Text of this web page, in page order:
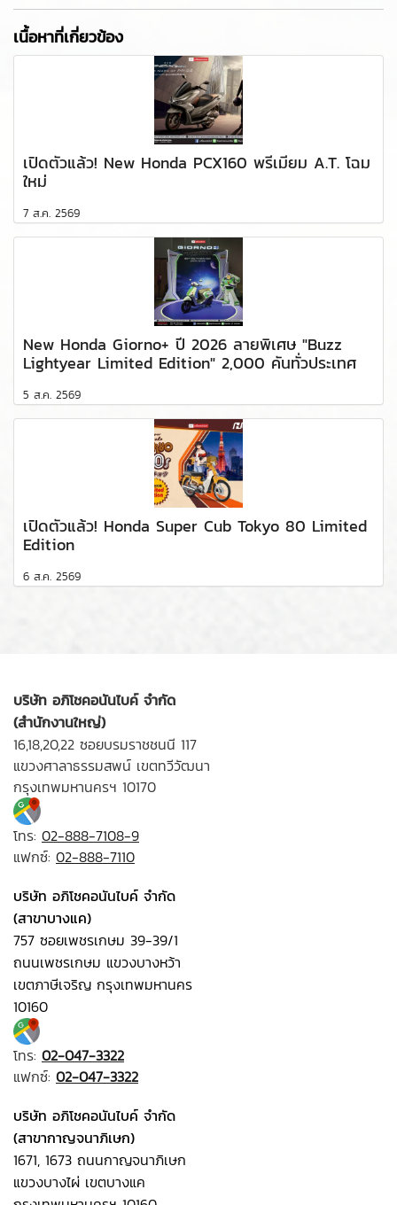
เนื้อหาที่เกี่ยวข้อง
เปิดตัวแล้ว! New Honda PCX160 พรีเมียม A.T. โฉม
ใหม่
7 ส.ค. 2569
New Honda Giorno+ ปี 2026 ลายพิเศษ "Buzz
Lightyear Limited Edition" 2,000 คันทั่วประเทศ
5 ส.ค. 2569
เปิดตัวแล้ว! Honda Super Cub Tokyo 80 Limited
Edition
6 ส.ค. 2569
บริษัท อภิโชคอนันไบค์ จำกัด
(สำนักงานใหญ่)
16,18,20,22 ซอยบรมราชชนนี 117
แขวงศาลาธรรมสพน์ เขตทวีวัฒนา
กรุงเทพมหานครฯ 10170
โทร: 02-888-7108-9
แฟกซ์: 02-888-7110
บริษัท อภิโชคอนันไบค์ จำกัด
(สาขาบางแค)
757 ซอยเพชรเกษม 39-39/1
ถนนเพชรเกษม แขวงบางหว้า
เขตภาษีเจริญ กรุงเทพมหานคร
10160
โทร: 02-047-3322
แฟกซ์: 02-047-3322
บริษัท อภิโชคอนันไบค์ จำกัด
(สาขากาญจนาภิเษก)
1671, 1673 ถนนกาญจนาภิเษก
แขวงบางไผ่ เขตบางแค